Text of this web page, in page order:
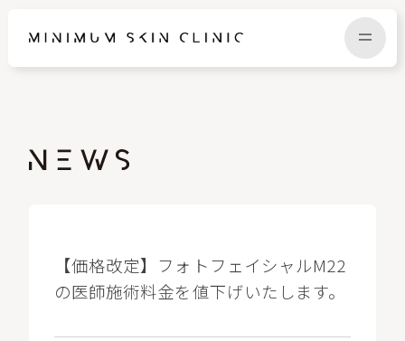
【価格改定】フォトフェイシャルM22
の医師施術料金を値下げいたします。
CAMPAIGN
MENU / PRICE
RECRUIT
CONTACT